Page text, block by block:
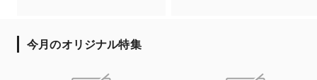
今月のオリジナル特集